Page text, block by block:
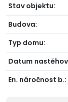
Stav objektu:
Budova:
Typ domu:
Datum
En. náročnost b.: